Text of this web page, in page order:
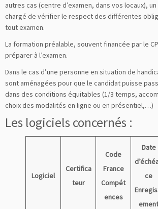
autres cas (centre d’examen, dans vos locaux),
chargé de vérifier le respect des différentes
tout examen.
La formation préalable, souvent financée par le
préparer à l’examen.
Dans le cas d’une personne en situation de
sont aménagées pour que le candidat puisse
dans des conditions équitables (1/3 temps,
choix des modalités en ligne ou en présentiel,…)
Les logiciels concernés :
Logiciel
Certifica
teur
Code
France
Compét
ences
Date
ce
ement